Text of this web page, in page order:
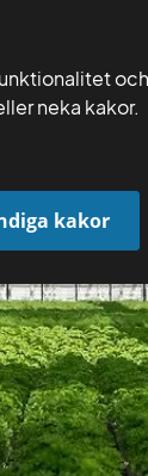
neka kakor.
kakor
grönsaksodling